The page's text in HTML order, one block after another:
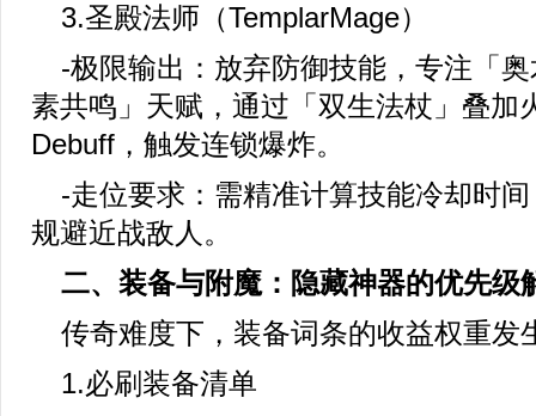
3.圣殿法师（TemplarMage）
-极限输出：放弃防御技能，专注「
素共鸣」天赋，通过「双生法杖」叠加
Debuff，触发连锁爆炸。
-走位要求：需精准计算技能冷却时
规避近战敌人。
二、装备与附魔：隐藏神器的优先级
传奇难度下，装备词条的收益权重发
1.必刷装备清单